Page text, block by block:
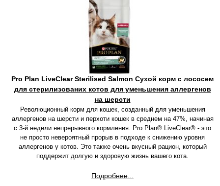
Pro Plan LiveClear Sterilised Salmon Сухой корм с лососем
для стерилизованих котов для уменьшения аллергенов
на шерсти
Революционный корм для кошек, созданный для уменьшения
аллергенов на шерсти и перхоти кошек в среднем на 47%, начиная
с 3-й недели непрерывного кормления. Pro Plan® LiveClear® - это
не просто невероятный прорыв в подходе к снижению уровня
аллергенов у котов. Это также очень вкусный рацион, который
поддержит долгую и здоровую жизнь вашего кота.
Подробнее...